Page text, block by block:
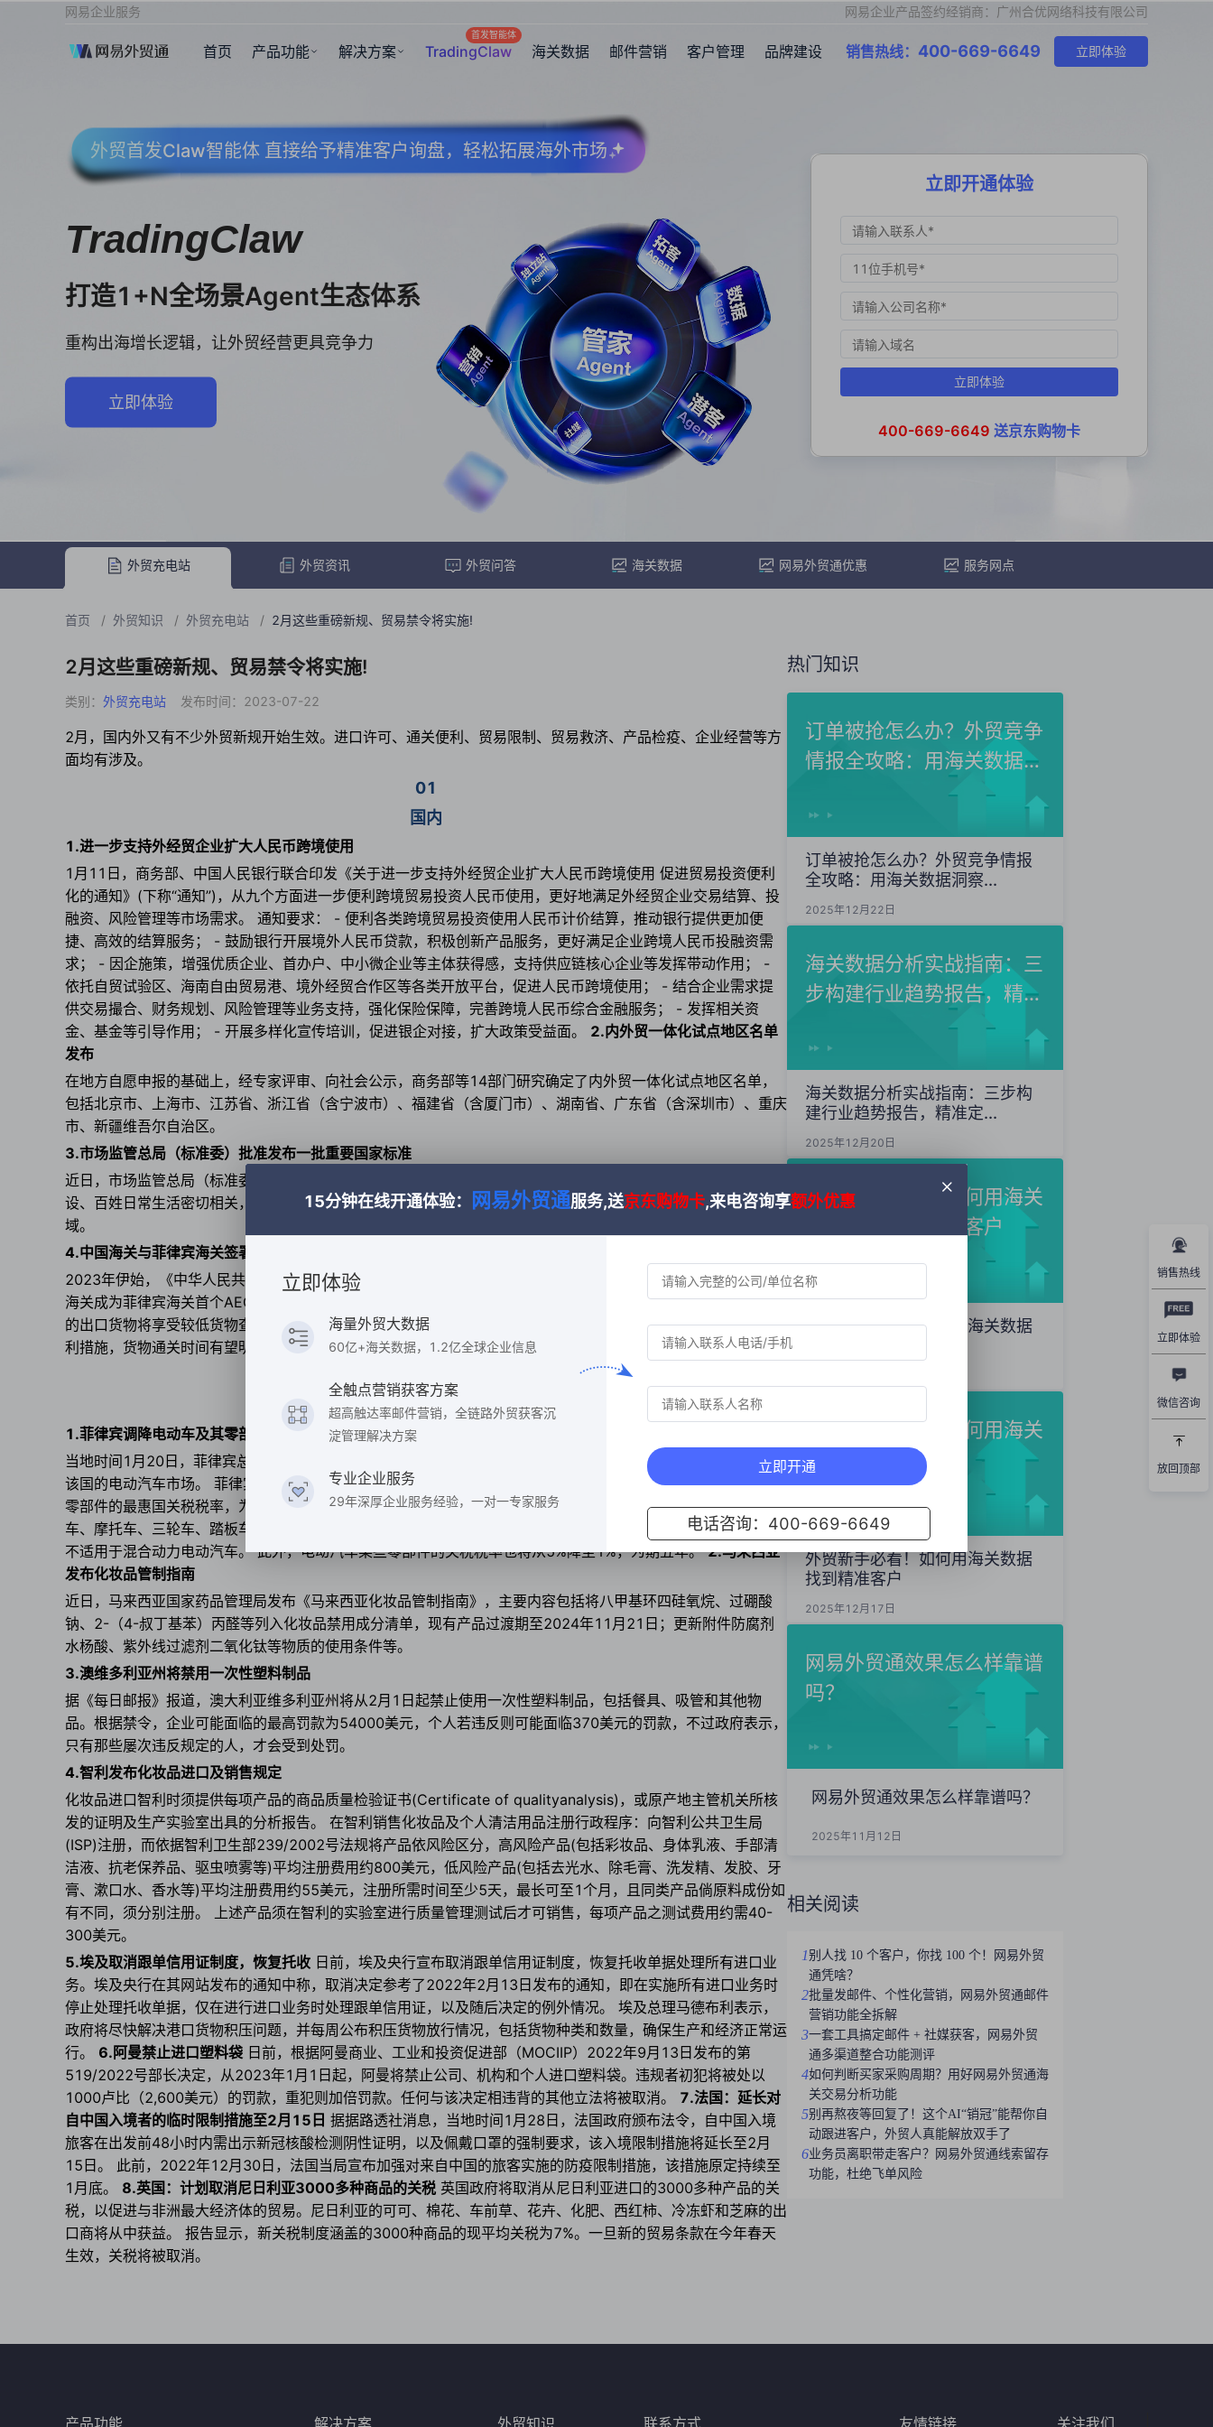
网易企业服务 网易企业产品签约经销商：广州合优网络科技有限公司
首页 产品功能 解决方案 TradingClaw
首发智能体
海关数据 邮件营销 客户管理 品牌建设 销售热线： 400-669-6649 立即体验
外贸首发Claw智能体 直接给予精准客户询盘，轻松拓展海外市场
TradingClaw
打造1+N全场景Agent生态体系
重构出海增长逻辑，让外贸经营更具竞争力
立即体验
立即开通体验
立即体验
400-669-6649 送京东购物卡
外贸充电站 外贸资讯 外贸问答 海关数据 网易外贸通优惠 服务网点
首页 / 外贸知识 / 外贸充电站 / 2月这些重磅新规、贸易禁令将实施!
2月这些重磅新规、贸易禁令将实施!
类别： 外贸充电站 发布时间：2023-07-22
2月，国内外又有不少外贸新规开始生效。进口许可、通关便利、贸易限制、贸易救济、产品检疫、企业经营等方
面均有涉及。
01
国内
1.进一步支持外经贸企业扩大人民币跨境使用
1月11日，商务部、中国人民银行联合印发《关于进一步支持外经贸企业扩大人民币跨境使用 促进贸易投资便利
化的通知》(下称“通知”)，从九个方面进一步便利跨境贸易投资人民币使用，更好地满足外经贸企业交易结算、投
融资、风险管理等市场需求。 通知要求： - 便利各类跨境贸易投资使用人民币计价结算，推动银行提供更加便
捷、高效的结算服务； - 鼓励银行开展境外人民币贷款，积极创新产品服务，更好满足企业跨境人民币投融资需
求； - 因企施策，增强优质企业、首办户、中小微企业等主体获得感，支持供应链核心企业等发挥带动作用； -
依托自贸试验区、海南自由贸易港、境外经贸合作区等各类开放平台，促进人民币跨境使用； - 结合企业需求提
供交易撮合、财务规划、风险管理等业务支持，强化保险保障，完善跨境人民币综合金融服务； - 发挥相关资
金、基金等引导作用； - 开展多样化宣传培训，促进银企对接，扩大政策受益面。 2.内外贸一体化试点地区名单
发布
在地方自愿申报的基础上，经专家评审、向社会公示，商务部等14部门研究确定了内外贸一体化试点地区名单，
包括北京市、上海市、江苏省、浙江省（含宁波市）、福建省（含厦门市）、湖南省、广东省（含深圳市）、重庆
市、新疆维吾尔自治区。
3.市场监管总局（标准委）批准发布一批重要国家标准
近日，市场监管总局（标准委）批准发布一批重要国家标准。本批发布的国家标准与经济社会发展、生态文明建
设、百姓日常生活密切相关，涉及信息技术、消费品、绿色发展、装备材料、道路车辆、安全生产、公共服务等领
域。
4.中国海关与菲律宾海关签署AEO互认安排
2023年伊始，《中华人民共和国海关总署和菲律宾共和国海关局关于“经认证的经营者”互认的安排》签署，中国
海关成为菲律宾海关首个AEO（经认证的经营者）互认伙伴。 《中菲AEO互认安排》签署后，中菲两国AEO企业
的出口货物将享受较低货物查验率、优先查验、指定海关联络员服务、在国际贸易中断并恢复后优先通关等4项便
利措施，货物通关时间有望明显压缩，港口、保险、物流成本也将随之降低。
国外
1.菲律宾调降电动车及其零部件进口关税
当地时间1月20日，菲律宾总统小费迪南德·马科斯已批准临时修改进口电动汽车及其零部件的关税税率，以提振
该国的电动汽车市场。 菲律宾国家经济发展局(NEDA)董事会于2022年11月24日批准暂时降低某些电动汽车及其
零部件的最惠国关税税率，为期5年。根据第12号行政令，某些电动汽车（如乘用车、公共汽车、小巴、货车、卡
车、摩托车、三轮车、踏板车和自行车）的完全组装单元的最惠国关税税率将在五年内暂时降至零。但该税率优惠
不适用于混合动力电动汽车。 此外，电动汽车某些零部件的关税税率也将从5%降至1%，为期五年。2.马来西亚
发布化妆品管制指南
近日，马来西亚国家药品管理局发布《马来西亚化妆品管制指南》，主要内容包括将八甲基环四硅氧烷、过硼酸
钠、2-（4-叔丁基苯）丙醛等列入化妆品禁用成分清单，现有产品过渡期至2024年11月21日；更新附件防腐剂
水杨酸、紫外线过滤剂二氧化钛等物质的使用条件等。
3.澳维多利亚州将禁用一次性塑料制品
据《每日邮报》报道，澳大利亚维多利亚州将从2月1日起禁止使用一次性塑料制品，包括餐具、吸管和其他物
品。根据禁令，企业可能面临的最高罚款为54000美元，个人若违反则可能面临370美元的罚款，不过政府表示，
只有那些屡次违反规定的人，才会受到处罚。
4.智利发布化妆品进口及销售规定
化妆品进口智利时须提供每项产品的商品质量检验证书(Certificate of qualityanalysis)，或原产地主管机关所核
发的证明及生产实验室出具的分析报告。 在智利销售化妆品及个人清洁用品注册行政程序：向智利公共卫生局
(ISP)注册，而依据智利卫生部239/2002号法规将产品依风险区分，高风险产品(包括彩妆品、身体乳液、手部清
洁液、抗老保养品、驱虫喷雾等)平均注册费用约800美元，低风险产品(包括去光水、除毛膏、洗发精、发胶、牙
膏、漱口水、香水等)平均注册费用约55美元，注册所需时间至少5天，最长可至1个月，且同类产品倘原料成份如
有不同，须分别注册。 上述产品须在智利的实验室进行质量管理测试后才可销售，每项产品之测试费用约需40-
300美元。
5.埃及取消跟单信用证制度，恢复托收 日前，埃及央行宣布取消跟单信用证制度，恢复托收单据处理所有进口业
务。埃及央行在其网站发布的通知中称，取消决定参考了2022年2月13日发布的通知，即在实施所有进口业务时
停止处理托收单据，仅在进行进口业务时处理跟单信用证，以及随后决定的例外情况。 埃及总理马德布利表示，
政府将尽快解决港口货物积压问题，并每周公布积压货物放行情况，包括货物种类和数量，确保生产和经济正常运
行。 6.阿曼禁止进口塑料袋 日前，根据阿曼商业、工业和投资促进部（MOCIIP）2022年9月13日发布的第
519/2022号部长决定，从2023年1月1日起，阿曼将禁止公司、机构和个人进口塑料袋。违规者初犯将被处以
1000卢比（2,600美元）的罚款，重犯则加倍罚款。任何与该决定相违背的其他立法将被取消。 7.法国：延长对
自中国入境者的临时限制措施至2月15日 据据路透社消息，当地时间1月28日，法国政府颁布法令，自中国入境
旅客在出发前48小时内需出示新冠核酸检测阴性证明，以及佩戴口罩的强制要求，该入境限制措施将延长至2月
15日。 此前，2022年12月30日，法国当局宣布加强对来自中国的旅客实施的防疫限制措施，该措施原定持续至
1月底。 8.英国：计划取消尼日利亚3000多种商品的关税 英国政府将取消从尼日利亚进口的3000多种产品的关
税，以促进与非洲最大经济体的贸易。尼日利亚的可可、棉花、车前草、花卉、化肥、西红柿、冷冻虾和芝麻的出
口商将从中获益。 报告显示，新关税制度涵盖的3000种商品的现平均关税为7%。一旦新的贸易条款在今年春天
生效，关税将被取消。
热门知识
订单被抢怎么办？外贸竞争
情报全攻略：用海关数据洞
订单被抢怎么办？外贸竞争情报
全攻略：用海关数据洞察...
2025年12月22日
海关数据分析实战指南：三
步构建行业趋势报告，精准
海关数据分析实战指南：三步构
建行业趋势报告，精准定...
2025年12月20日
外贸获客秘籍：如何用海关
数据精准开发海外客户
外贸获客秘籍：如何用海关数据
外贸新手必看！如何用海关
数据找到精准客户
外贸新手必看！如何用海关数据
找到精准客户
2025年12月17日
网易外贸通效果怎么样靠谱
吗？
网易外贸通效果怎么样靠谱吗？
2025年11月12日
相关阅读
1别人找 10 个客户，你找 100 个！网易外贸
通凭啥？
2批量发邮件、个性化营销，网易外贸通邮件
营销功能全拆解
3一套工具搞定邮件 + 社媒获客，网易外贸
通多渠道整合功能测评
4如何判断买家采购周期？用好网易外贸通海
关交易分析功能
5别再熬夜等回复了！这个AI“销冠”能帮你自
动跟进客户，外贸人真能解放双手了
6业务员离职带走客户？网易外贸通线索留存
功能，杜绝飞单风险
产品功能 解决方案 外贸知识 联系方式 友情链接 关注我们
15分钟在线开通体验： 网易外贸通服务,送京东购物卡,来电咨询享额外优惠
立即体验
海量外贸大数据
60亿+海关数据，1.2亿全球企业信息
全触点营销获客方案
超高触达率邮件营销，全链路外贸获客沉
淀管理解决方案
专业企业服务
29年深厚企业服务经验，一对一专家服务
立即开通
电话咨询：400-669-6649
销售热线
立即体验
微信咨询
放回顶部